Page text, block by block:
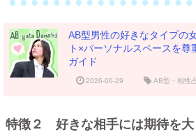
AB型男性の好きなタイプの
ト×パーソナルスペースを
ガイド
2026-06-29 AB型・相性
特徴２ 好きな相手には期待を大